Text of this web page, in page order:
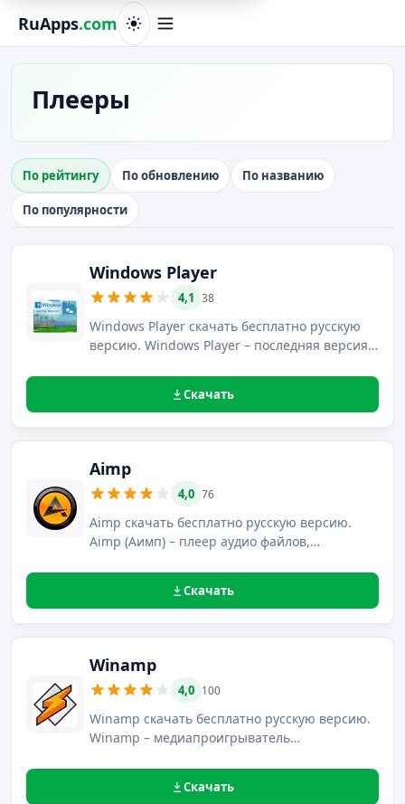
RuApps.com
Плееры
По рейтингу По обновлению По названию
По популярности
Windows Player
4,1 38
Windows Player скачать бесплатно русскую
версию. Windows Player – последняя версия
установки кодеков для воспроизведения
Скачать
Aimp
4,0 76
Aimp скачать бесплатно русскую версию.
Aimp (Аимп) – плеер аудио файлов,
Скачать
Winamp
4,0 100
Winamp скачать бесплатно русскую версию.
Winamp – медиапроигрыватель
мультимедийных файлов и их потоковую
Скачать